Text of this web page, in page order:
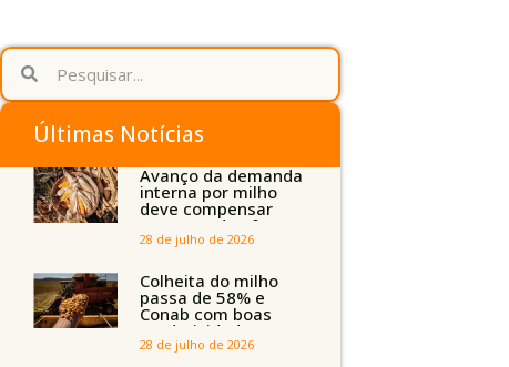
Últimas Notícias
Avanço da demanda
interna por milho
deve compensar
aumento da oferta
com safra recorde
aponta Imea
28 de julho de 2026
Colheita do milho
passa de 58% e
Conab com boas
produtividades em
Mato Grosso, mas
28 de julho de 2026